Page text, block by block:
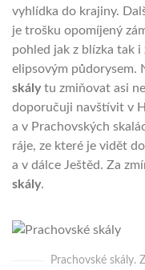
vyhlídka do krajiny.
je trošku opomíjený
pohled jak z blízka tak
elipsovým půdorysem.
skálytu zmiňovat asi
doporučuji navštívit v
a v Prachovských
ráje, ze které je vidět
a v dálce Ještěd. Za
skály.
Prachovské skály.